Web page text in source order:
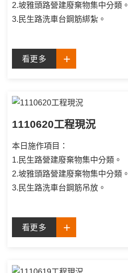
2.坡雅頭路營建廢棄物集中分類。
3.民生路洗車台鋼筋綁紮。
看更多
1110620工程現況
本日施作項目：
1.民生路營建廢棄物集中分類。
2.坡雅頭路營建廢棄物集中分類。
3.民生路洗車台鋼筋吊放。
看更多